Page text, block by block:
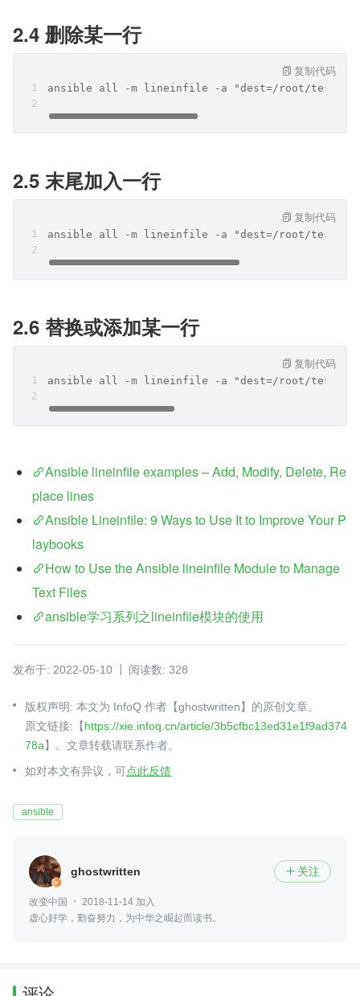
2.4 删除某一行
ansible all -m lineinfile -a "dest=/root/test.txt
复制代码
2.5 末尾加入一行
ansible all -m lineinfile -a "dest=/root/
复制代码
2.6 替换或添加某一行
ansible all -m lineinfile -a "dest=/root/
复制代码
Ansible lineinfile examples – Add, Modify, Delete, Re
place lines
Ansible Lineinfile: 9 Ways to Use It to Improve Your P
laybooks
How to Use the Ansible lineinfile Module to Manage
Text Files
ansible学习系列之lineinfile模块的使用
发布于: 2022-05-10 阅读数: 328
版权声明: 本文为 InfoQ 作者【ghostwritten】的原创文章。
原文链接:【https://xie.infoq.cn/article/3b5cfbc13ed31e1f9ad374
78a】。文章转载请联系作者。
如对本文有异议，可点此反馈
ansible
ghostwritten  关注
改变中国
2018-11-14 加入
虚心好学，勤奋努力，为中华之崛起而读书。